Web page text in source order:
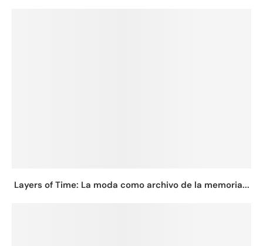
Layers of Time: La moda como archivo de la memoria...